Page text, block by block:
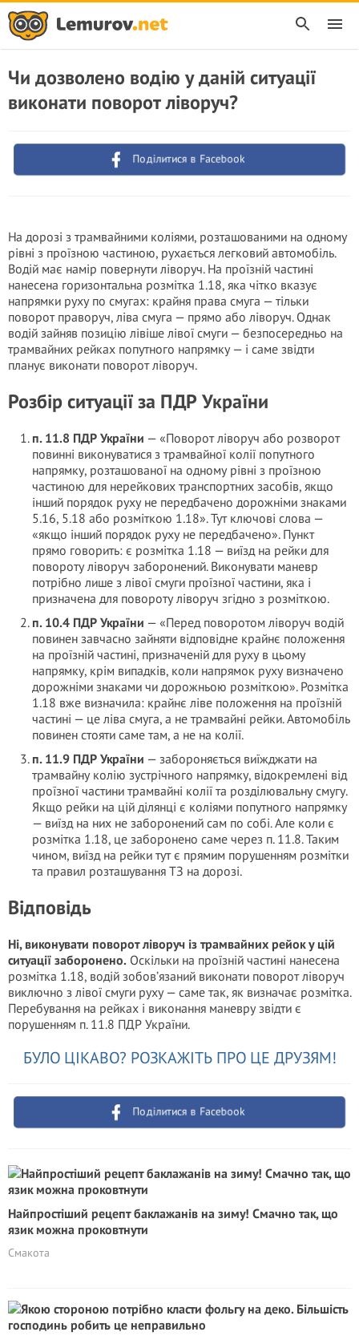
Чи дозволено водію у даній ситуації
виконати поворот ліворуч?
Поділитися в Facebook
На дорозі з трамвайними коліями, розташованими на одному
рівні з проїзною частиною, рухається легковий автомобіль.
Водій має намір повернути ліворуч. На проїзній частині
нанесена горизонтальна розмітка 1.18, яка чітко вказує
напрямки руху по смугах: крайня права смуга — тільки
поворот праворуч, ліва смуга — прямо або ліворуч. Однак
водій зайняв позицію лівіше лівої смуги — безпосередньо на
трамвайних рейках попутного напрямку — і саме звідти
планує виконати поворот ліворуч.
Розбір ситуації за ПДР України
п. 11.8 ПДР України — «Поворот ліворуч або розворот
повинні виконуватися з трамвайної колії попутного
напрямку, розташованої на одному рівні з проїзною
частиною для нерейкових транспортних засобів, якщо
інший порядок руху не передбачено дорожніми знаками
5.16, 5.18 або розміткою 1.18». Тут ключові слова —
«якщо інший порядок руху не передбачено». Пункт
прямо говорить: є розмітка 1.18 — виїзд на рейки для
повороту ліворуч заборонений. Виконувати маневр
потрібно лише з лівої смуги проїзної частини, яка і
призначена для повороту ліворуч згідно з розміткою.
п. 10.4 ПДР України — «Перед поворотом ліворуч водій
повинен завчасно зайняти відповідне крайнє положення
на проїзній частині, призначеній для руху в цьому
напрямку, крім випадків, коли напрямок руху визначено
дорожніми знаками чи дорожньою розміткою». Розмітка
1.18 вже визначила: крайнє ліве положення на проїзній
частині — це ліва смуга, а не трамвайні рейки. Автомобіль
повинен стояти саме там, а не на колії.
п. 11.9 ПДР України — забороняється виїжджати на
трамвайну колію зустрічного напрямку, відокремлені від
проїзної частини трамвайні колії та розділювальну смугу.
Якщо рейки на цій ділянці є коліями попутного напрямку
— виїзд на них не заборонений сам по собі. Але коли є
розмітка 1.18, це заборонено саме через п. 11.8. Таким
чином, виїзд на рейки тут є прямим порушенням розмітки
та правил розташування ТЗ на дорозі.
Відповідь
Ні, виконувати поворот ліворуч із трамвайних рейок у цій
ситуації заборонено. Оскільки на проїзній частині нанесена
розмітка 1.18, водій зобов’язаний виконати поворот ліворуч
виключно з лівої смуги руху — саме так, як визначає розмітка.
Перебування на рейках і виконання маневру звідти є
порушенням п. 11.8 ПДР України.
БУЛО ЦІКАВО? РОЗКАЖІТЬ ПРО ЦЕ ДРУЗЯМ!
Поділитися в Facebook
Найпростіший рецепт баклажанів на зиму! Смачно так, що
язик можна проковтнути
Смакота